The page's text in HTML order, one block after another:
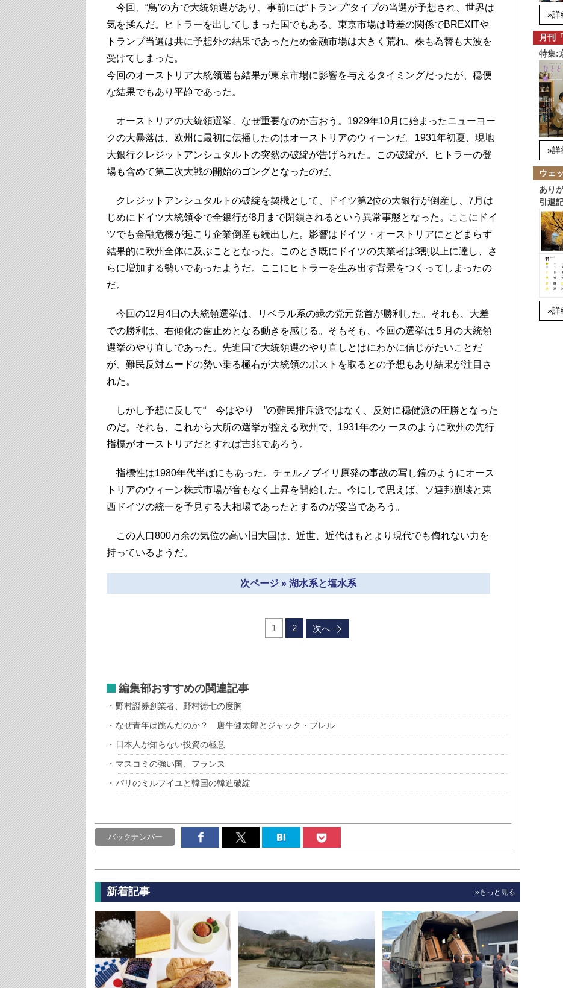
今回、“鳥”の方で大統領選があり、事前には“トランプ”タイプの当選が予想され、世界は
気を揉んだ。ヒトラーを出してしまった国でもある。東京市場は時差の関係でBREXITや
トランプ当選は共に予想外の結果であったため金融市場は大きく荒れ、株も為替も大波を
受けてしまった。
今回のオーストリア大統領選も結果が東京市場に影響を与えるタイミングだったが、穏便
な結果でもあり平静であった。
オーストリアの大統領選挙、なぜ重要なのか言おう。1929年10月に始まったニューヨー
クの大暴落は、欧州に最初に伝播したのはオーストリアのウィーンだ。1931年初夏、現地
大銀行クレジットアンシュタルトの突然の破綻が告げられた。この破綻が、ヒトラーの登
場も含めて第二次大戦の開始のゴングとなったのだ。
クレジットアンシュタルトの破綻を契機として、ドイツ第2位の大銀行が倒産し、7月は
じめにドイツ大統領令で全銀行が8月まで閉鎖されるという異常事態となった。ここにドイ
ツでも金融危機が起こり企業倒産も続出した。影響はドイツ・オーストリアにとどまらず
結果的に欧州全体に及ぶこととなった。このとき既にドイツの失業者は3割以上に達し、さ
らに増加する勢いであったようだ。ここにヒトラーを生み出す背景をつくってしまったの
だ。
今回の12月4日の大統領選挙は、リベラル系の緑の党元党首が勝利した。それも、大差
での勝利は、右傾化の歯止めとなる動きを感じる。そもそも、今回の選挙は５月の大統領
選挙のやり直しであった。先進国で大統領選のやり直しとはにわかに信じがたいことだ
が、難民反対ムードの勢い乗る極右が大統領のポストを取るとの予想もあり結果が注目さ
れた。
しかし予想に反して“ 今はやり ”の難民排斥派ではなく、反対に穏健派の圧勝となった
のだ。それも、これから大所の選挙が控える欧州で、1931年のケースのように欧州の先行
指標がオーストリアだとすれば吉兆であろう。
指標性は1980年代半ばにもあった。チェルノブイリ原発の事故の写し鏡のようにオース
トリアのウィーン株式市場が音もなく上昇を開始した。今にして思えば、ソ連邦崩壊と東
西ドイツの統一を予見する大相場であったとするのが妥当であろう。
この人口800万余の気位の高い旧大国は、近世、近代はもとより現代でも侮れない力を
持っているようだ。
次ページ » 湖水系と塩水系
1 2 次へ
編集部おすすめの関連記事
野村證券創業者、野村徳七の度胸
なぜ青年は跳んだのか？ 唐牛健太郎とジャック・ブレル
日本人が知らない投資の極意
マスコミの強い国、フランス
パリのミルフイユと韓国の韓進破綻
バックナンバー
新着記事 »もっと見る
»詳
月刊
特集:
»詳
ウェ
あり
引退
»詳